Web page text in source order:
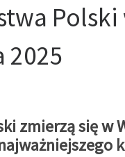
2025
zmierzą się w